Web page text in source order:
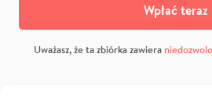
Wpłać teraz
Uważasz, że ta zbiórka zawiera